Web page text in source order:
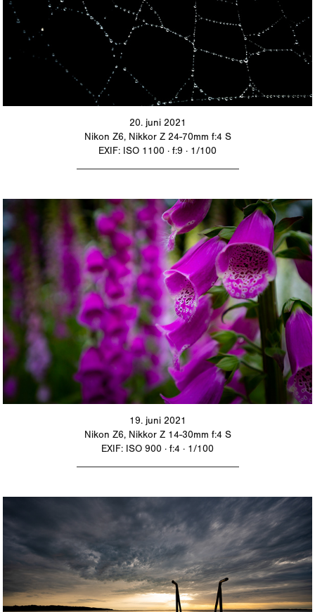
20. juni 2021
Nikon Z6, Nikkor Z 24-70mm f:4 S
EXIF: ISO 1100 · f:9 · 1/100
19. juni 2021
Nikon Z6, Nikkor Z 14-30mm f:4 S
EXIF: ISO 900 · f:4 · 1/100